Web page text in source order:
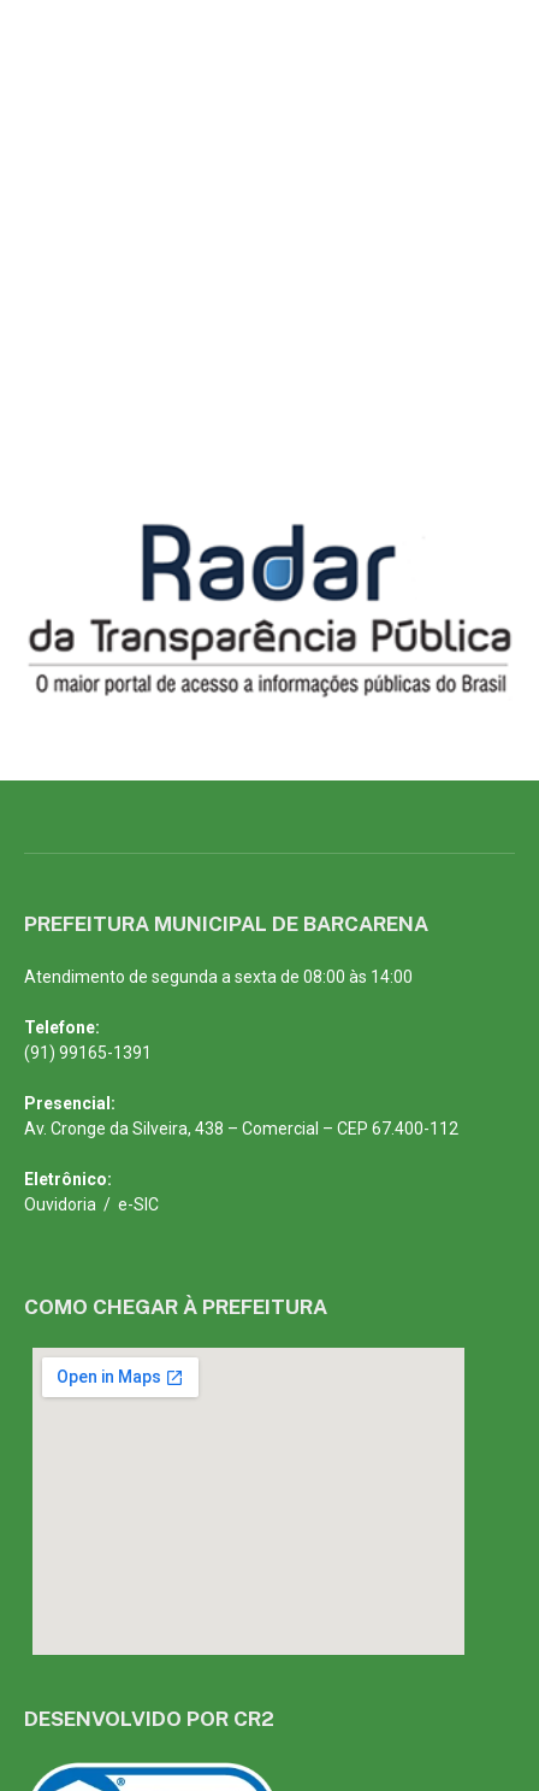
PREFEITURA MUNICIPAL DE BARCARENA
Atendimento de segunda a sexta de 08:00 às 14:00
Telefone:
(91) 99165-1391
Presencial:
Av. Cronge da Silveira, 438 – Comercial – CEP 67.400-112
Eletrônico:
Ouvidoria / e-SIC
COMO CHEGAR À PREFEITURA
DESENVOLVIDO POR CR2